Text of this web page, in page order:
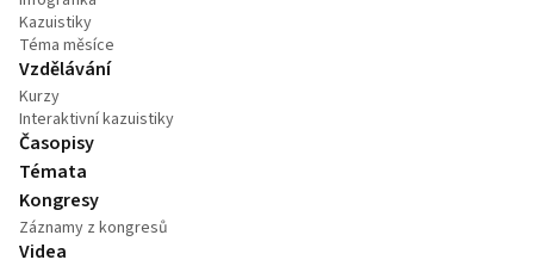
Kazuistiky
Téma měsíce
Vzdělávání
Kurzy
Interaktivní kazuistiky
Časopisy
Témata
Kongresy
Záznamy z kongresů
Videa